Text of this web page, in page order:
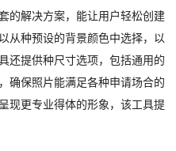
的解决方案，能让用户轻松创建
从种预设的背景颜色中选择，以
还提供种尺寸选项，包括通用的
确保照片能满足各种申请场合的
现更专业得体的形象，该工具提